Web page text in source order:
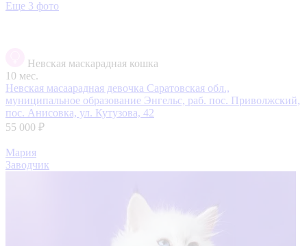
Еще 3 фото
Невская маскарадная кошка
10 мес.
Невская масаарадная девочка Саратовская обл.,
муниципальное образование Энгельс, раб. пос. Приволжский,
пос. Анисовка, ул. Кутузова, 42
55 000 ₽
Мария
Заводчик